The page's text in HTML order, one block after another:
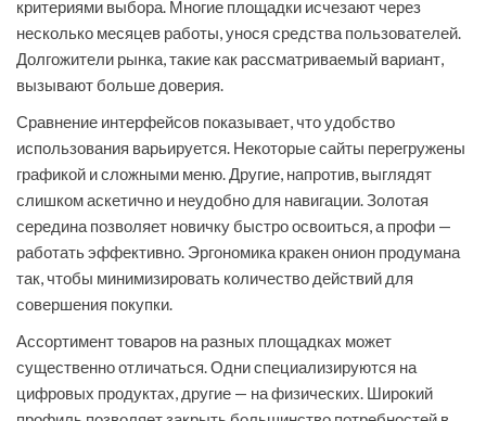
критериями выбора. Многие площадки исчезают через
несколько месяцев работы, унося средства пользователей.
Долгожители рынка, такие как рассматриваемый вариант,
вызывают больше доверия.
Сравнение интерфейсов показывает, что удобство
использования варьируется. Некоторые сайты перегружены
графикой и сложными меню. Другие, напротив, выглядят
слишком аскетично и неудобно для навигации. Золотая
середина позволяет новичку быстро освоиться, а профи —
работать эффективно. Эргономика кракен онион продумана
так, чтобы минимизировать количество действий для
совершения покупки.
Ассортимент товаров на разных площадках может
существенно отличаться. Одни специализируются на
цифровых продуктах, другие — на физических. Широкий